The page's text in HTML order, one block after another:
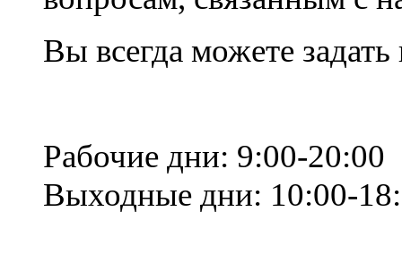
Вы всегда можете
Рабочие дни: 9:00-20:00
Выходные дни: 10:00-